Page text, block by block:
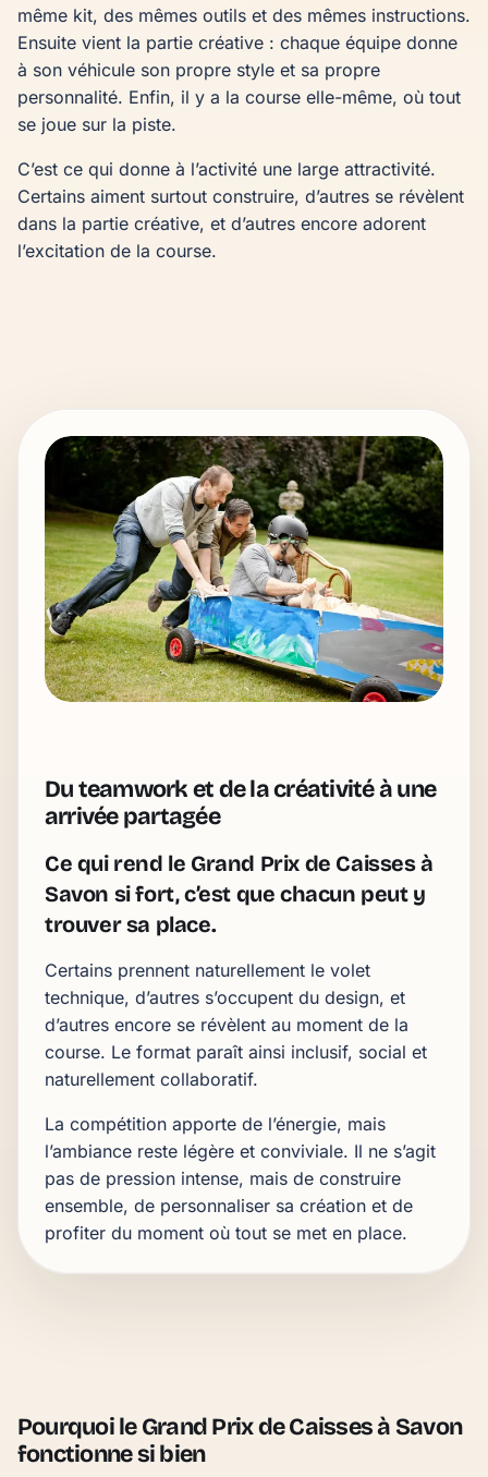
même kit, des mêmes outils et des mêmes instructions.
Ensuite vient la partie créative : chaque équipe donne
à son véhicule son propre style et sa propre
personnalité. Enfin, il y a la course elle-même, où tout
se joue sur la piste.
C’est ce qui donne à l’activité une large attractivité.
Certains aiment surtout construire, d’autres se révèlent
dans la partie créative, et d’autres encore adorent
l’excitation de la course.
Du teamwork et de la créativité à une
arrivée partagée
Ce qui rend le Grand Prix de Caisses à
Savon si fort, c’est que chacun peut y
trouver sa place.
Certains prennent naturellement le volet
technique, d’autres s’occupent du design, et
d’autres encore se révèlent au moment de la
course. Le format paraît ainsi inclusif, social et
naturellement collaboratif.
La compétition apporte de l’énergie, mais
l’ambiance reste légère et conviviale. Il ne s’agit
pas de pression intense, mais de construire
ensemble, de personnaliser sa création et de
profiter du moment où tout se met en place.
Pourquoi le Grand Prix de Caisses à Savon
fonctionne si bien